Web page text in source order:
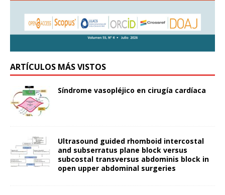
ARTÍCULOS MÁS VISTOS
Síndrome vasopléjico en cirugía cardíaca
Ultrasound guided rhomboid intercostal
and subserratus plane block versus
subcostal transversus abdominis block in
open upper abdominal surgeries